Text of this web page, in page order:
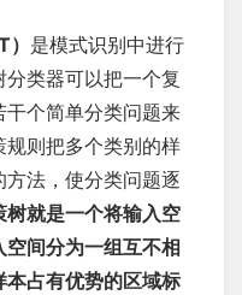
是模式识别中进行
类器可以把一个复
个简单分类问题来
则把多个类别的样
法，使分类问题逐
树就是一个将输入空
间分为一组互不相
占有优势的区域标